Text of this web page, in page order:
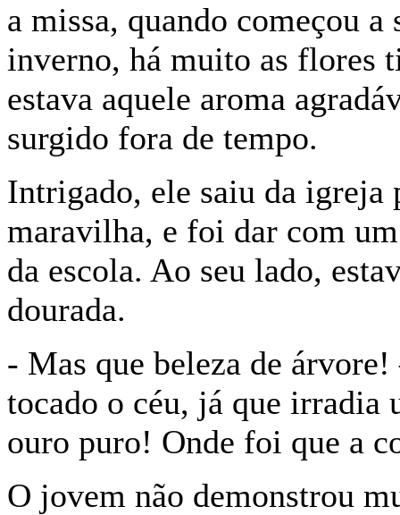
a missa, quando começou
inverno, há muito as flores
estava aquele aroma
surgido fora de tempo.
Intrigado, ele saiu da igreja
maravilha, e foi dar com
da escola. Ao seu lado,
dourada.
- Mas que beleza de
tocado o céu, já que irradia
ouro puro! Onde foi que a
O jovem não demonstrou